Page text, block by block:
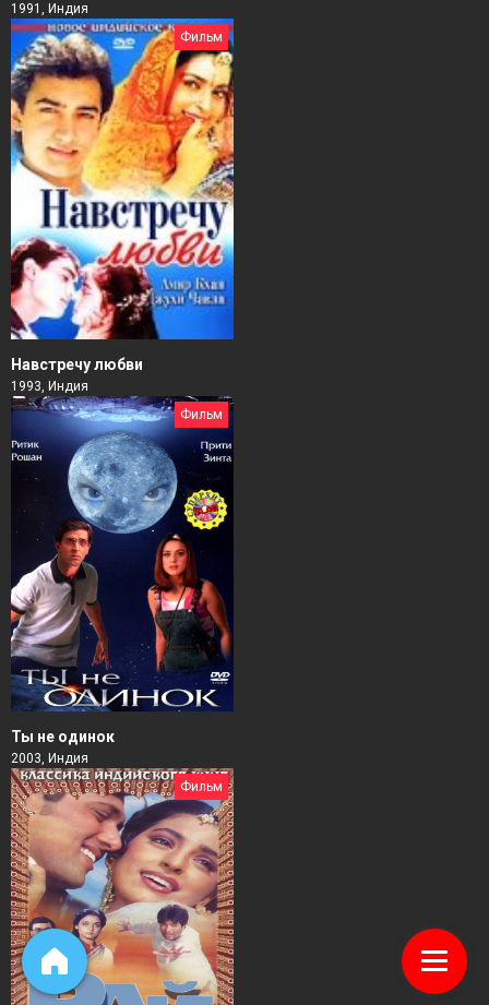
1991, Индия
Фильм
Навстречу любви
1993, Индия
Фильм
Ты не одинок
2003, Индия
Фильм